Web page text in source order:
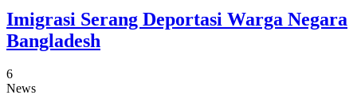
Imigrasi Serang Deportasi Warga Negara
Bangladesh
6
News